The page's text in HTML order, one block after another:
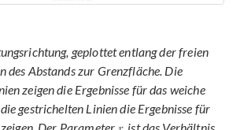
geplottet entlang der freien
des Abstands zur Grenzfläche. Die
zeigen die Ergebnisse für das weiche
gestrichelten Linien die Ergebnisse für